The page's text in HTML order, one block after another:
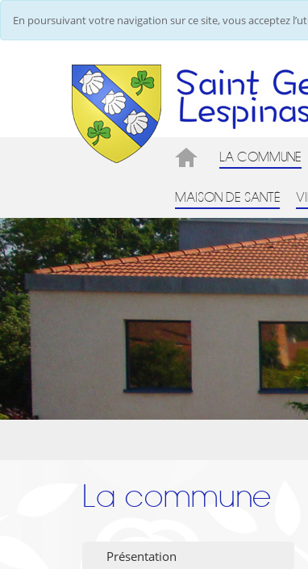
En poursuivant votre navigation sur ce site, vous acceptez
LA COMMUNE
MAISON DE SANTÉ
La commune
Présentation